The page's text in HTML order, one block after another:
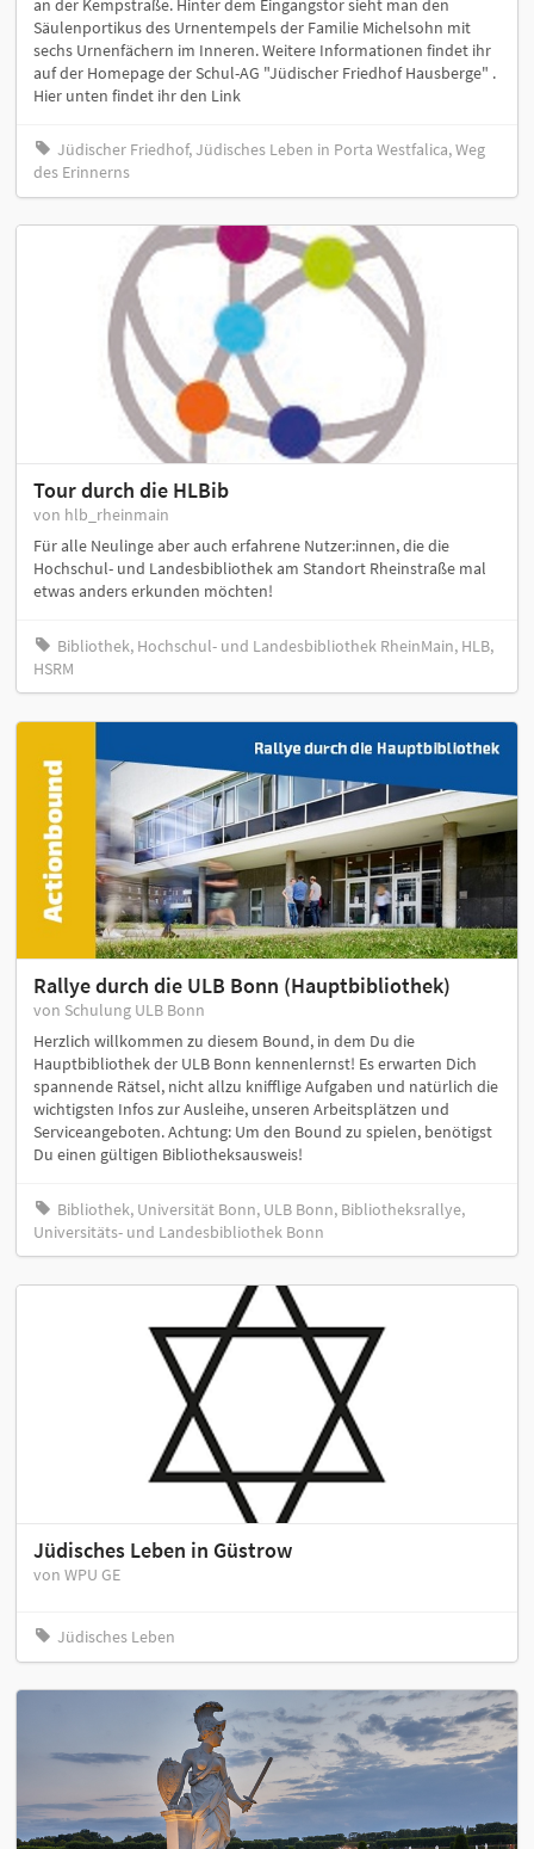
an der Kempstraße. Hinter dem Eingangstor sieht man den
Säulenportikus des Urnentempels der Familie Michelsohn mit
sechs Urnenfächern im Inneren. Weitere Informationen findet ihr
auf der Homepage der Schul-AG "Jüdischer Friedhof Hausberge" .
Hier unten findet ihr den Link
Jüdischer Friedhof, Jüdisches Leben in Porta Westfalica, Weg
des Erinnerns
Tour durch die HLBib
von hlb_rheinmain
Für alle Neulinge aber auch erfahrene Nutzer:innen, die die
Hochschul- und Landesbibliothek am Standort Rheinstraße mal
etwas anders erkunden möchten!
Bibliothek, Hochschul- und Landesbibliothek RheinMain, HLB,
HSRM
Rallye durch die ULB Bonn (Hauptbibliothek)
von Schulung ULB Bonn
Herzlich willkommen zu diesem Bound, in dem Du die
Hauptbibliothek der ULB Bonn kennenlernst! Es erwarten Dich
spannende Rätsel, nicht allzu knifflige Aufgaben und natürlich die
wichtigsten Infos zur Ausleihe, unseren Arbeitsplätzen und
Serviceangeboten. Achtung: Um den Bound zu spielen, benötigst
Du einen gültigen Bibliotheksausweis!
Bibliothek, Universität Bonn, ULB Bonn, Bibliotheksrallye,
Universitäts- und Landesbibliothek Bonn
Jüdisches Leben in Güstrow
von WPU GE
Jüdisches Leben